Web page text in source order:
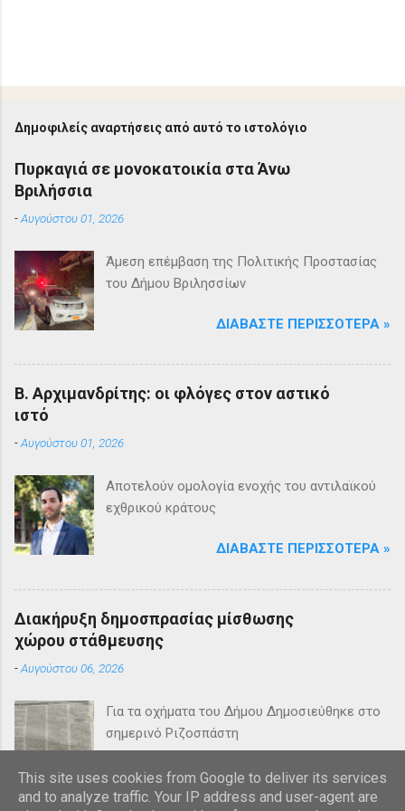
Δημοφιλείς αναρτήσεις από αυτό το ιστολόγιο
Πυρκαγιά σε μονοκατοικία στα Άνω
Βριλήσσια
-Αυγούστου 01, 2026
Άμεση επέμβαση της Πολιτικής Προστασίας
του Δήμου Βριλησσίων
ΔΙΑΒΆΣΤΕ ΠΕΡΙΣΣΌΤΕΡΑ »
Β. Αρχιμανδρίτης: οι φλόγες στον αστικό
ιστό
-Αυγούστου 01, 2026
Αποτελούν ομολογία ενοχής του αντιλαϊκού
εχθρικού κράτους
ΔΙΑΒΆΣΤΕ ΠΕΡΙΣΣΌΤΕΡΑ »
Διακήρυξη δημοσπρασίας μίσθωσης
χώρου στάθμευσης
-Αυγούστου 06, 2026
Για τα οχήματα του Δήμου Δημοσιεύθηκε στο
σημερινό Ριζοσπάστη
ΔΙΑΒΆΣΤΕ ΠΕΡΙΣΣΌΤΕΡΑ »
This site uses cookies from Google to deliver its services
and to analyze traffic. Your IP address and user-agent are